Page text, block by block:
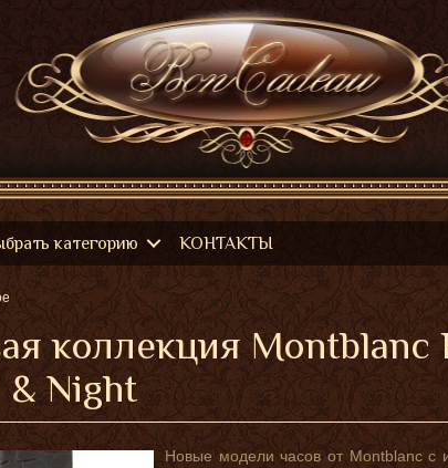
категорию КОНТАКТЫ
коллекция Montblanc
& Night
Новые модели часов от Montblanc с